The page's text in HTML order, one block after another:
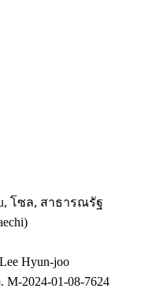
โซล, สาธารณรัฐ
Hyun-joo
2024-01-08-7624